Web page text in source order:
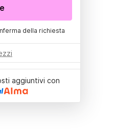
della richiesta
aggiuntivi con